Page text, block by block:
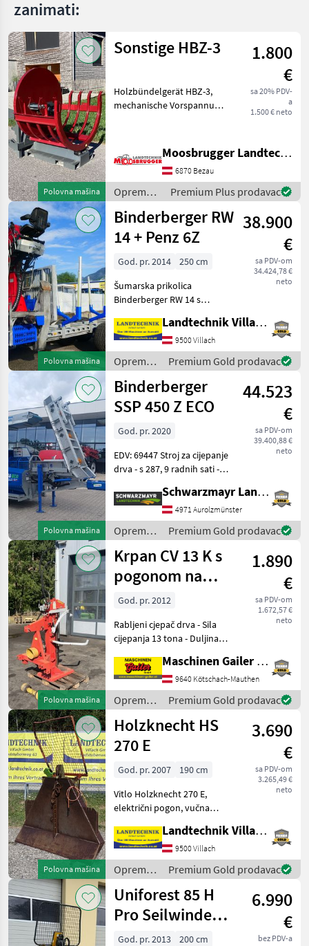
zanimati:
Polovna mašina
Sonstige HBZ-3
1.800
€
sa 20% PDV-
a
1.500 € neto
Holzbündelgerät HBZ-3,
mechanische Vorspannung,
Stapleraufnahme,
Euroaufnahme,
Gesamtgewicht 330kg.
Vollgendes Zubehör ist
Moosbrugger Landtechnik GmbH
6870 Bezau
Oprema
za šumu i
obradu
drveta /
Sonstige
Premium Plus prodavac
Polovna mašina
Binderberger RW
14 + Penz 6Z
38.900
€
sa PDV-om
34.424,78 €
neto
God. pr. 2014
250 cm
Šumarska prikolica
Binderberger RW 14 s
originalnim vozačkim
sjedalom, joystickom i
nožnim komandama,
samostalnim hidrauličkim
sustavom s dvostruk
Landtechnik Villach GmbH
9500 Villach
Oprema
za šumu i
obradu
drveta /
Binderberger
Premium Gold prodavac
Polovna mašina
Binderberger
SSP 450 Z ECO
44.523
€
sa PDV-om
39.400,88 €
neto
God. pr. 2020
EDV: 69447 Stroj za cijepanje
drva - s 287, 9 radnih sati -
šasijom - s mehanički
sklopivom transportnom
trakom (4, 40 m) - s
pogonom na kardan
Schwarzmayr Landtechnik GmbH - Aurolzmünster
4971 Aurolzmünster
Oprema
za šumu i
obradu
drveta /
Binderberger
Premium Gold prodavac
Polovna mašina
Krpan CV 13 K s
pogonom na
kardansko
vratilo
1.890
€
sa PDV-om
1.672,57 €
neto
God. pr. 2012
Rabljeni cjepač drva - Sila
cijepanja 13 tona - Duljina
PTO-om - Kardansko vratilo
- Mehanički podizač drva -
Dvoručno upravljanje sa st
Maschinen Gailer GmbH
9640 Kötschach-Mauthen
Oprema
za šumu i
obradu
drveta /
Krpan
Premium Gold prodavac
Polovna mašina
Holzknecht HS
270 E
3.690
€
sa PDV-om
3.265,49 €
neto
God. pr. 2007
190 cm
Vitlo Holzknecht 270 E,
električni pogon, vučna
štitnik, 4 vodilice užeta,
završna kuka i kardansko
vratilo, nosač motorne pile,
dostupno odma
Landtechnik Villach GmbH
9500 Villach
Oprema
za šumu i
obradu
drveta /
Holzknecht
Premium Gold prodavac
Uniforest 85 H
Pro Seilwinde
Funkseilwinde
6.990
€
bez PDV-a
God. pr. 2013
200 cm